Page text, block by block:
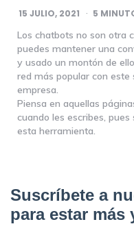
15 JULIO, 2021 5
Los chatbots no son otra
puedes mantener una
y usado un montón de
red más popular con
empresa.
Piensa en aquellas
cuando les escribes,
esta herramienta.